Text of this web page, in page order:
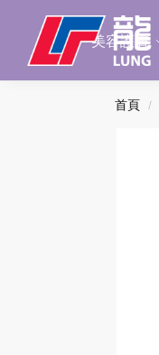
美容護膚
Search
首頁 /